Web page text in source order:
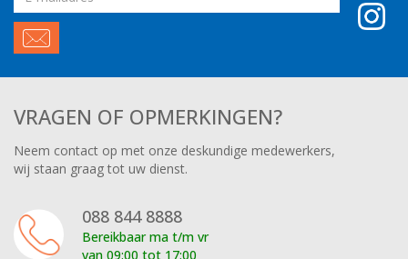
VRAGEN OF OPMERKINGEN?
Neem contact op met onze deskundige medewerkers,
wij staan graag tot uw dienst.
088 844 8888
Bereikbaar ma t/m vr
van 09:00 tot 17:00